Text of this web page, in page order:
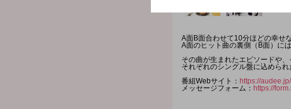
A面B面合わせて10分ほどの幸せ
A面のヒット曲の裏側（B面）に
その曲が生まれたエピソードや
それぞれのシングル盤に込めら
番組Webサイト： https://
メッセージフォーム： https://